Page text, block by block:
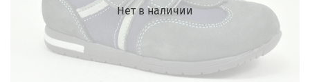
Нет в наличии